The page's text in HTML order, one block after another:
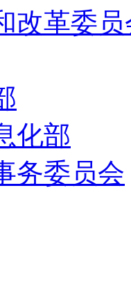
改革委
化部
务委员会